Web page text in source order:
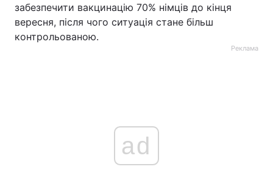
забезпечити вакцинацію 70% німців до кінця
вересня, після чого ситуація стане більш
контрольованою.
Реклама
ad